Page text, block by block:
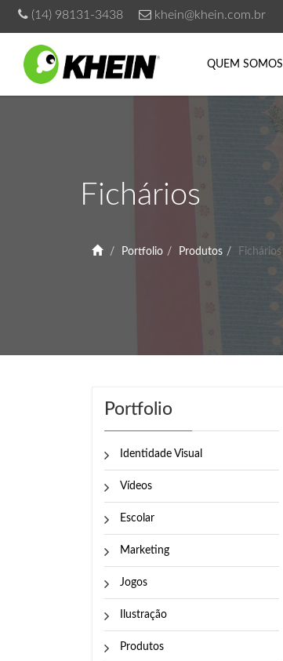
(14) 98131-3438 khein@khein.com.br
QUEM SOMOS
Fichários
Portfolio Produtos Fichários
Portfolio
Identidade Visual
Vídeos
Escolar
Marketing
Jogos
Ilustração
Produtos